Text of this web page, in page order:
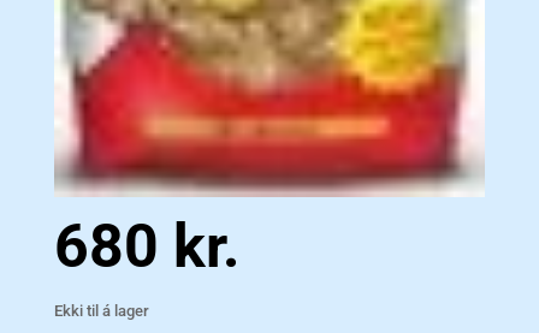
680 kr.
Ekki til á lager